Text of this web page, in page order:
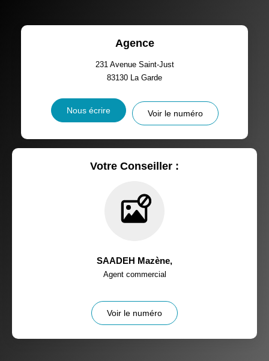
Agence
231 Avenue Saint-Just
83130 La Garde
Nous écrire Voir le numéro
Votre Conseiller :
SAADEH Mazène,
Agent commercial
Voir le numéro